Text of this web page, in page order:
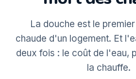
La douche est le
chaude d'un logement. Et
deux fois : le coût de l'eau,
la chauffe.